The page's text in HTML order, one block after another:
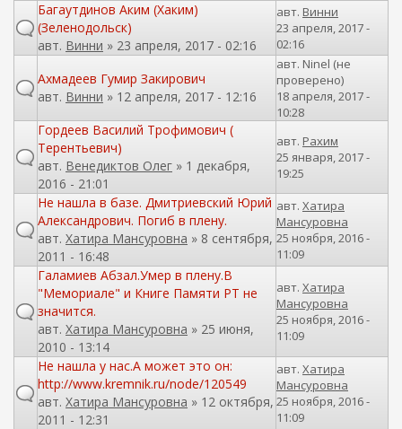
Багаутдинов Аким (Хаким)
(Зеленодольск)
авт. Винни » 23 апреля, 2017 - 02:16
авт. Винни
23 апреля, 2017 -
02:16
Ахмадеев Гумир Закирович
авт. Винни » 12 апреля, 2017 - 12:16
авт. Ninel (не
проверено)
18 апреля, 2017 -
10:28
Гордеев Василий Трофимович (
Терентьевич)
авт. Венедиктов Олег » 1 декабря,
2016 - 21:01
авт. Рахим
25 января, 2017 -
19:25
Не нашла в базе. Дмитриевский Юрий
Александрович. Погиб в плену.
авт. Хатира Мансуровна » 8 сентября,
2011 - 16:48
авт. Хатира
Мансуровна
25 ноября, 2016 -
11:09
Галамиев Абзал.Умер в плену.В
"Мемориале" и Книге Памяти РТ не
значится.
авт. Хатира Мансуровна » 25 июня,
2010 - 13:14
авт. Хатира
Мансуровна
25 ноября, 2016 -
11:09
Не нашла у нас.А может это он:
http://www.kremnik.ru/node/120549
авт. Хатира Мансуровна » 12 октября,
2011 - 12:31
авт. Хатира
Мансуровна
25 ноября, 2016 -
11:09